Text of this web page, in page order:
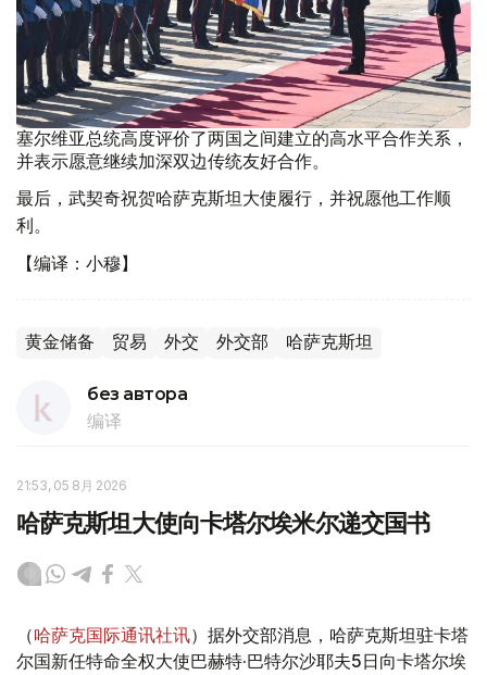
塞尔维亚总统高度评价了两国之间建立的高水平合作关系，
并表示愿意继续加深双边传统友好合作。
最后，武契奇祝贺哈萨克斯坦大使履行，并祝愿他工作顺
利。
【编译：小穆】
黄金储备 贸易 外交 外交部 哈萨克斯坦
без автора
编译
21:53, 05 8月 2026
哈萨克斯坦大使向卡塔尔埃米尔递交国书
（哈萨克国际通讯社讯）据外交部消息，哈萨克斯坦驻卡塔
尔国新任特命全权大使巴赫特·巴特尔沙耶夫5日向卡塔尔埃